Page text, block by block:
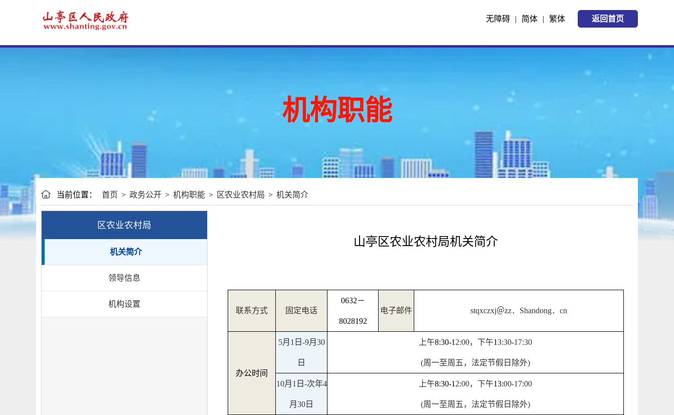
返回首页
繁体
|
简体
|
无障碍
机构职能
当前位置： 首页 > 政务公开 > 机构职能 > 区农业农村局 > 机关简介
区农业农村局
机关简介
领导信息
机构设置
山亭区农业农村局机关简介
联系方式 固定电话
0632－
8028192
电子邮件 stqxczxj＠zz． Shandong． cn
办公时间
5月 1 日 -9月 30
日
上午8:30-1 2:00，下午13:30-1 7:30
(周一至周五，法定节假日除外)
10月 1 日 -次年4
月 30 日
上午8:30-1 2:00，下午13:00-17:00
(周一至周五，法定节假日除外)